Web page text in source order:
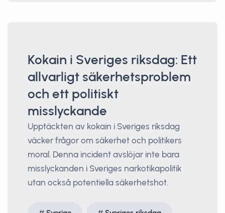
Kokain i Sveriges riksdag: Ett
allvarligt säkerhetsproblem
och ett politiskt
misslyckande
Upptäckten av kokain i Sveriges riksdag
väcker frågor om säkerhet och politikers
moral. Denna incident avslöjar inte bara
misslyckanden i Sveriges narkotikapolitik
utan också potentiella säkerhetshot.